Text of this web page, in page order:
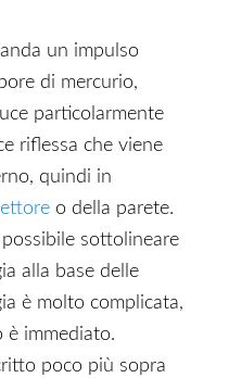
un impulso
di mercurio,
particolarmente
riflessa che viene
quindi in
o della parete.
sottolineare
alla base delle
è molto complicata,
è immediato.
poco più sopra